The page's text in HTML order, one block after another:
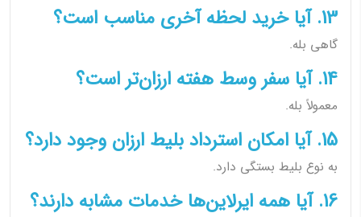
13. آیا خرید لحظه آخری مناسب است؟
گاهی بله.
14. آیا سفر وسط هفته ارزان‌تر است؟
معمولاً بله.
15. آیا امکان استرداد بلیط ارزان وجود دارد؟
به نوع بلیط بستگی دارد.
16. آیا همه ایرلاین‌ها خدمات مشابه دارند؟